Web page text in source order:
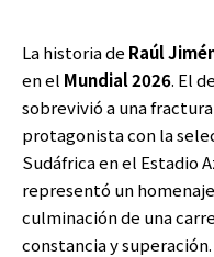
La historia de Raúl
en el Mundial 2026. El
sobrevivió a una
protagonista con la
Sudáfrica en el Estadio
representó un
culminación de una
constancia y superación.